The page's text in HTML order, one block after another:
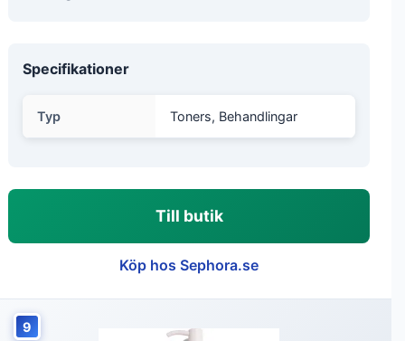
Specifikationer
Typ Toners, Behandlingar
Till butik
Köp hos Sephora.se
9